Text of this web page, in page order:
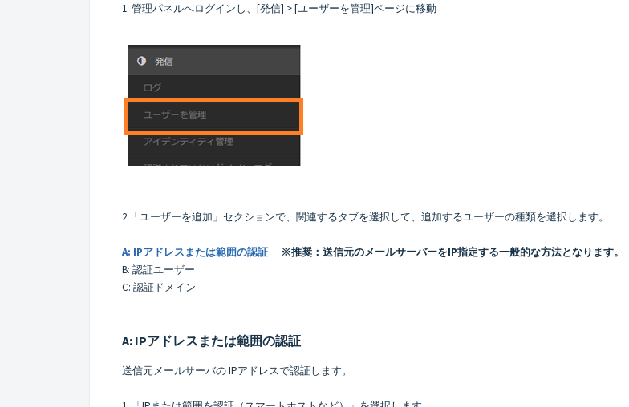
1. 管理パネルへログインし、[発信] > [ユーザーを管理]ページに移動
2.「ユーザーを追加」セクションで、関連するタブを選択して、追加するユーザーの種類を選択します。
A: IPアドレスまたは範囲の認証
※推奨：送信元のメールサーバーをIP指定する一般的な方法となります。
B: 認証ユーザー
C: 認証ドメイン
A: IPアドレスまたは範囲の認証
送信元メールサーバの IPアドレスで認証します。